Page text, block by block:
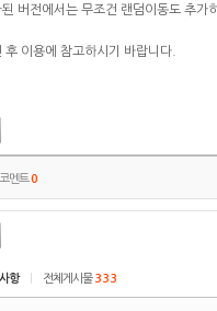
된 버전에서는 무조건 랜덤이동도 추가
후 이용에 참고하시기 바랍니다.
코멘트0
항 전체게시물333